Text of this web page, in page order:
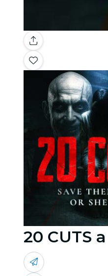
20 CUTS